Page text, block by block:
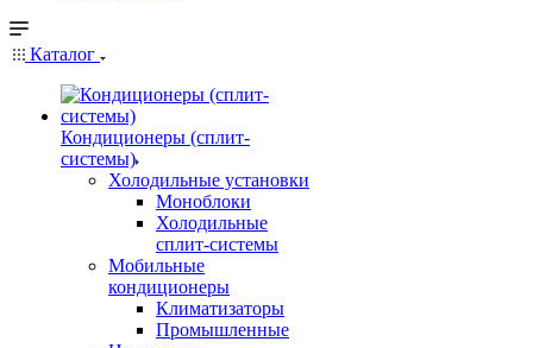
Каталог
Кондиционеры (сплит-
системы)
Холодильные установки
Моноблоки
Холодильные
сплит-системы
Мобильные
кондиционеры
Климатизаторы
Промышленные